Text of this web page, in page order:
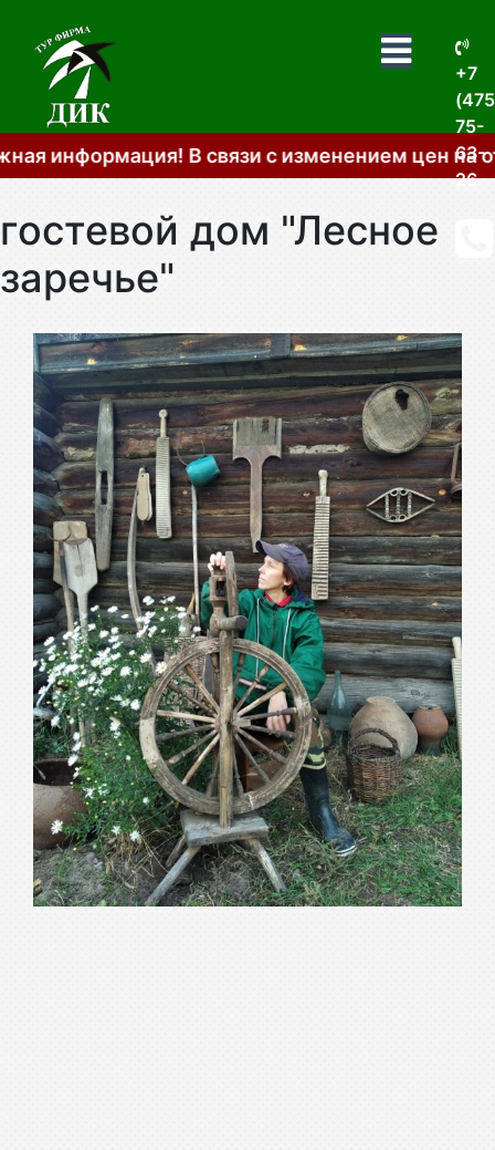
+7
75-
63-
26
В связи с изменением цен на
гостевой дом "Лесное
заречье"